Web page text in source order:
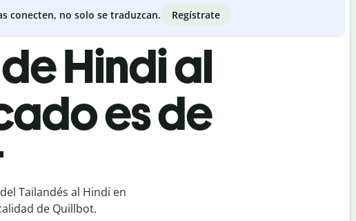
conecten, no solo se traduzcan. Regístrate
Hindi al
es de
Tailandés al Hindi en
de Quillbot.